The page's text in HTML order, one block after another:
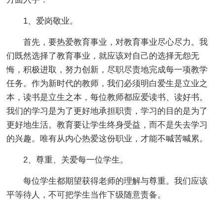
1、爱岗敬业。
首先，要热爱教育事业，对教育事业尽心尽力。我
们既然选择了教育事业，就应该对自己的选择无怨无
悔，积极进取，努力创新，尽职尽责地完成每一项教学
任务。作为新时代的教师，我们必须明白爱生是立业之
本，读书是立生之本，每位教师都应爱读书、读好书。
我们的学习是为了更好地承担职责，学习的目的是为了
更好地生活。教育要让学生终身受益，而不是失去学习
的兴趣。唯有从内心热爱这份职业，才能不喊苦喊累。
2、尊重、关爱每一位学生。
每位学生都期望获得老师的理解与尊重。我们应该
平等待人，不可把学生当作下级随意责备。